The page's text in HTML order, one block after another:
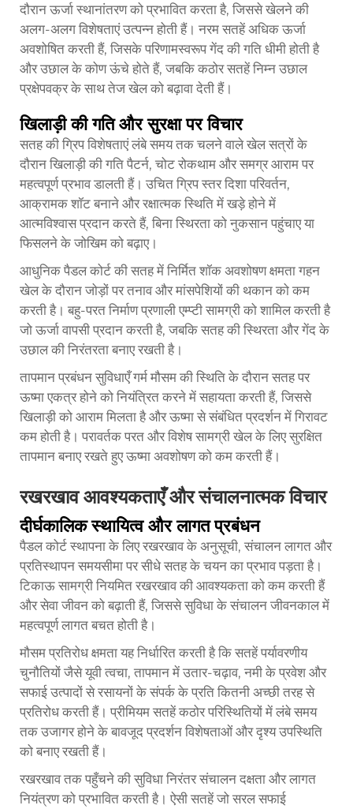
दौरान ऊर्जा स्थानांतरण को प्रभावित करता है, जिससे खेलने की
अलग-अलग विशेषताएं उत्पन्न होती हैं। नरम सतहें अधिक ऊर्जा
अवशोषित करती हैं, जिसके परिणामस्वरूप गेंद की गति धीमी होती है
और उछाल के कोण ऊंचे होते हैं, जबकि कठोर सतहें निम्न उछाल
प्रक्षेपवक्र के साथ तेज खेल को बढ़ावा देती हैं।
खिलाड़ी की गति और सुरक्षा पर विचार
सतह की ग्रिप विशेषताएं लंबे समय तक चलने वाले खेल सत्रों के
दौरान खिलाड़ी की गति पैटर्न, चोट रोकथाम और समग्र आराम पर
महत्वपूर्ण प्रभाव डालती हैं। उचित ग्रिप स्तर दिशा परिवर्तन,
आक्रामक शॉट बनाने और रक्षात्मक स्थिति में खड़े होने में
आत्मविश्वास प्रदान करते हैं, बिना स्थिरता को नुकसान पहुंचाए या
फिसलने के जोखिम को बढ़ाए।
आधुनिक पैडल कोर्ट की सतह में निर्मित शॉक अवशोषण क्षमता गहन
खेल के दौरान जोड़ों पर तनाव और मांसपेशियों की थकान को कम
करती है। बहु-परत निर्माण प्रणाली एम्प्टी सामग्री को शामिल करती है
जो ऊर्जा वापसी प्रदान करती है, जबकि सतह की स्थिरता और गेंद के
उछाल की निरंतरता बनाए रखती है।
तापमान प्रबंधन सुविधाएँ गर्म मौसम की स्थिति के दौरान सतह पर
ऊष्मा एकत्र होने को नियंत्रित करने में सहायता करती हैं, जिससे
खिलाड़ी को आराम मिलता है और ऊष्मा से संबंधित प्रदर्शन में गिरावट
कम होती है। परावर्तक परत और विशेष सामग्री खेल के लिए सुरक्षित
तापमान बनाए रखते हुए ऊष्मा अवशोषण को कम करती हैं।
रखरखाव आवश्यकताएँ और संचालनात्मक विचार
दीर्घकालिक स्थायित्व और लागत प्रबंधन
पैडल कोर्ट स्थापना के लिए रखरखाव के अनुसूची, संचालन लागत और
प्रतिस्थापन समयसीमा पर सीधे सतह के चयन का प्रभाव पड़ता है।
टिकाऊ सामग्री नियमित रखरखाव की आवश्यकता को कम करती हैं
और सेवा जीवन को बढ़ाती हैं, जिससे सुविधा के संचालन जीवनकाल में
महत्वपूर्ण लागत बचत होती है।
मौसम प्रतिरोध क्षमता यह निर्धारित करती है कि सतहें पर्यावरणीय
चुनौतियों जैसे यूवी त्वचा, तापमान में उतार-चढ़ाव, नमी के प्रवेश और
सफाई उत्पादों से रसायनों के संपर्क के प्रति कितनी अच्छी तरह से
प्रतिरोध करती हैं। प्रीमियम सतहें कठोर परिस्थितियों में लंबे समय
तक उजागर होने के बावजूद प्रदर्शन विशेषताओं और दृश्य उपस्थिति
को बनाए रखती हैं।
रखरखाव तक पहुँचने की सुविधा निरंतर संचालन दक्षता और लागत
नियंत्रण को प्रभावित करती है। ऐसी सतहें जो सरल सफाई